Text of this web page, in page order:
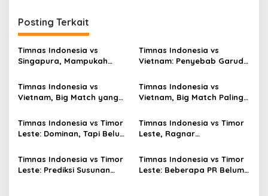
Posting Terkait
Timnas Indonesia vs
Singapura, Mampukah
Timnas Indonesia vs
Vietnam: Penyebab Garuda
Timnas Indonesia vs
Vietnam, Big Match yang
Timnas Indonesia vs
Vietnam, Big Match Paling
Timnas Indonesia vs Timor
Leste: Dominan, Tapi Belum
Timnas Indonesia vs Timor
Leste, Ragnar
Timnas Indonesia vs Timor
Leste: Prediksi Susunan
Timnas Indonesia vs Timor
Leste: Beberapa PR Belum